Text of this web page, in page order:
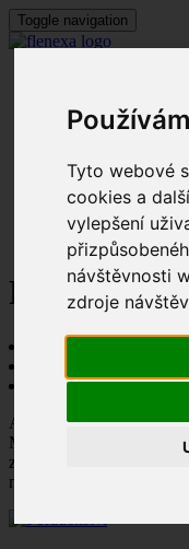
Tyto webové
cookies a
vylepšení
návštěvnosti
zdroje
Toggle navigation
Systémy
Katalog
Kontakty
Poradenství a
Aquaponie není snadná
My je poctivě sbíráme už
znalosti praktického
na vaše podnikání.